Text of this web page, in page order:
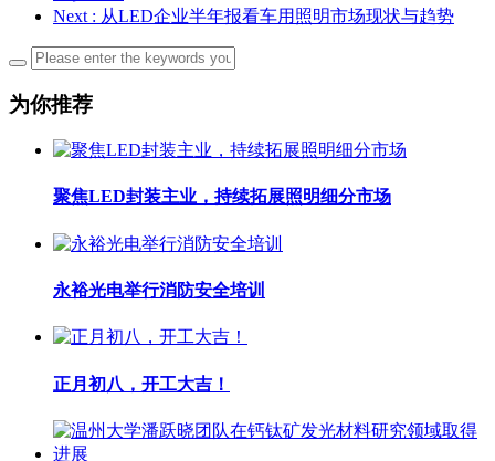
Next : 从LED企业半年报看车用照明市场现状与趋势
为你推荐
聚焦LED封装主业，持续拓展照明细分市场
永裕光电举行消防安全培训
正月初八，开工大吉！